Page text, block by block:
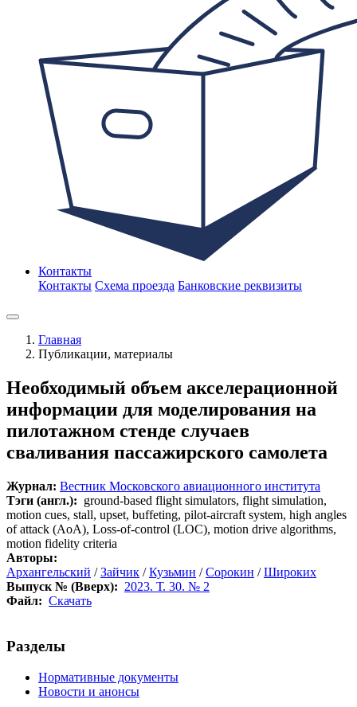
Контакты
Контакты Схема проезда Банковские реквизиты
Главная
Публикации, материалы
Необходимый объем акселерационной
информации для моделирования на
пилотажном стенде случаев
сваливания пассажирского самолета
Журнал: Вестник Московского авиационного института
Тэги (англ.): ground-based flight simulators, flight simulation,
motion cues, stall, upset, buffeting, pilot-aircraft system, high angles
of attack (AoA), Loss-of-control (LOC), motion drive algorithms,
motion fidelity criteria
Авторы:
Архангельский /Зайчик /Кузьмин /Сорокин /Широких
Выпуск № (Вверх): 2023. Т. 30. № 2
Файл: Скачать
Разделы
Нормативные документы
Новости и анонсы